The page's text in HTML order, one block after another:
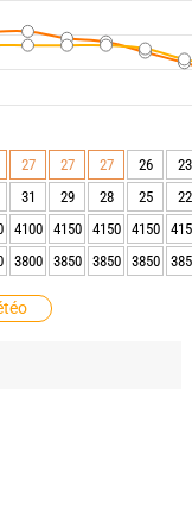
27 27 27 26
23
31 29 28 25
22
4100 4150 4150 4150
3800 3850 3850 3850